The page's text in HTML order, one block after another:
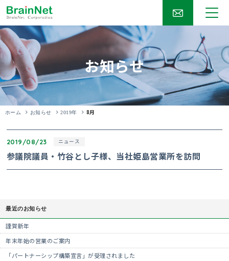
お知らせ
ホーム お知らせ 2019年 8月
2019/08/23 ニュース
参議院議員・竹谷とし子様、当社姫島営業所を訪問
最近のお知らせ
謹賀新年
年末年始の営業のご案内
「パートナーシップ構築宣言」が受理されました